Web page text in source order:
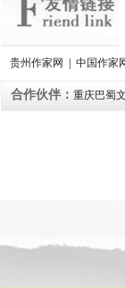
贵州作家网 | 中国作家
合作伙伴： 重庆巴蜀